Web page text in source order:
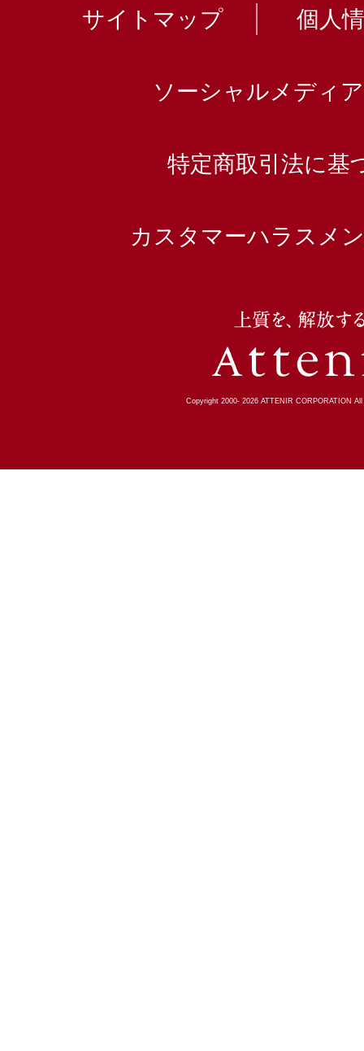
サイトマップ 個人
ソーシャルメディ
特定商取引法に基
カスタマーハラスメ
Copyright 2000- 2026ATTENIR CORPORATION